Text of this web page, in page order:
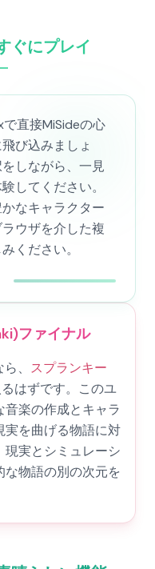
ぐにプレイ
直接MiSideの心
び込みましょ
しながら、一見
してください。
なキャラクター
ウザを介した複
ください。
ファイナル
、 スプランキー
はずです。このユ
楽の作成とキャラ
実を曲げる物語に対
実とシミュレーシ
な物語の別の次元を